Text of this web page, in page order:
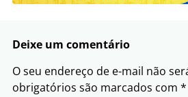
Deixe um comentário
O seu endereço de e-mail não
obrigatórios são marcados com *